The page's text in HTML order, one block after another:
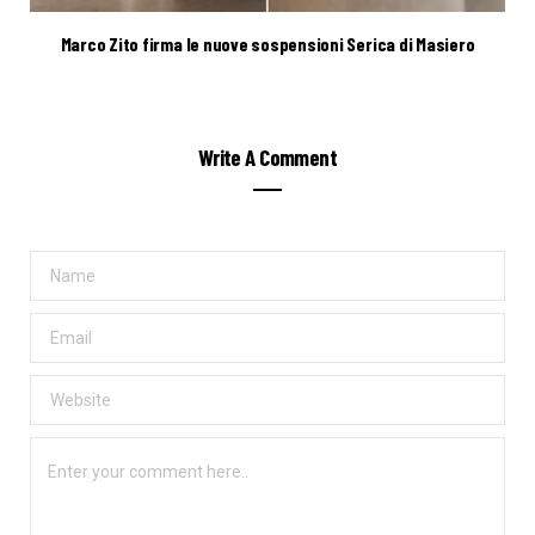
Marco Zito firma le nuove sospensioni Serica di Masiero
Write A Comment